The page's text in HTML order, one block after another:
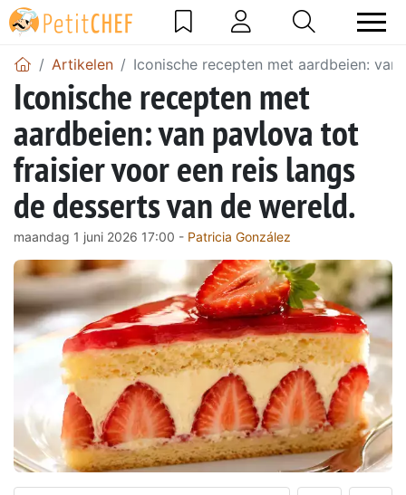
Artikelen Iconische recepten met aardbeien:
Iconische recepten met
aardbeien: van pavlova tot
fraisier voor een reis langs
de desserts van de wereld.
maandag 1 juni 2026 17:00 - Patricia González